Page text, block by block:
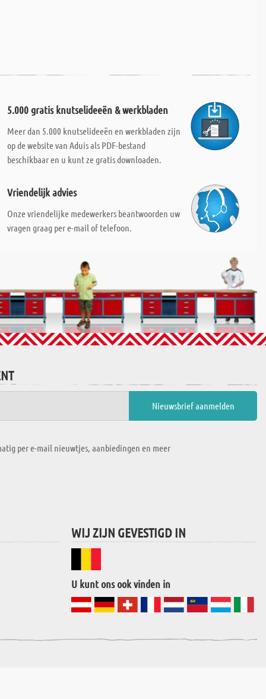
5.000 gratis knutselideeën & werkbladen
Meer dan 5.000 knutselideeën en werkbladen zijn
op de website van Aduis als PDF-bestand
beschikbaar en u kunt ze gratis downloaden.
Vriendelijk advies
Onze vriendelijke medewerkers beantwoorden uw
vragen graag per e-mail of telefoon.
per e-mail nieuwtjes, aanbiedingen en meer
WIJ ZIJN GEVESTIGD IN
U kunt ons ook vinden in